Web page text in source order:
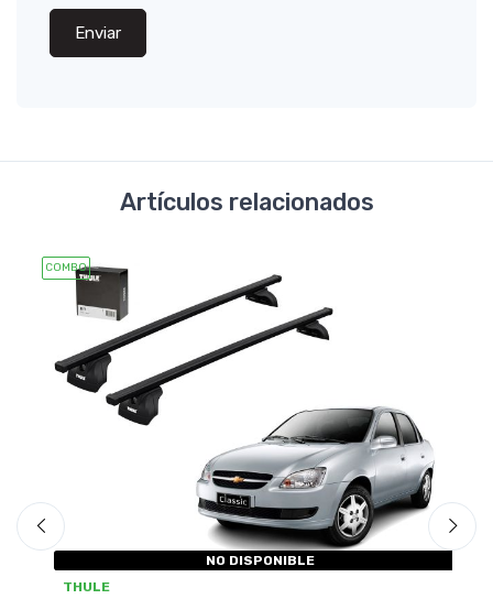
Enviar
Artículos relacionados
COMBO
NO DISPONIBLE
THULE